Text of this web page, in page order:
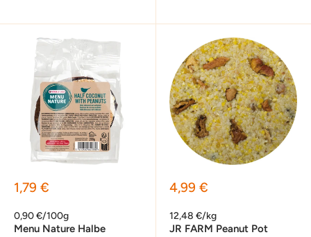
Sonderpreis
1,79 €
0,90 €/100g
Menu Nature Halbe
Sonderpreis
4,99 €
12,48 €/kg
JR FARM Peanut Pot